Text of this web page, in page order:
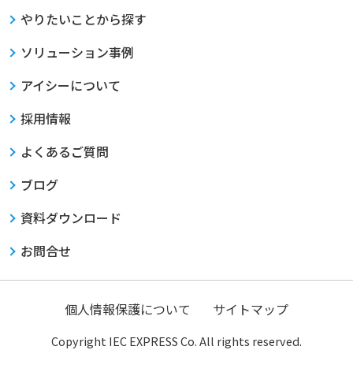
やりたいことから探す
ソリューション事例
アイシーについて
採用情報
よくあるご質問
ブログ
資料ダウンロード
お問合せ
個人情報保護について サイトマップ
Copyright IEC EXPRESS Co. All rights reserved.